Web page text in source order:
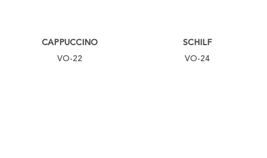
CAPPUCCINO
VO-22
SCHILF
VO-24